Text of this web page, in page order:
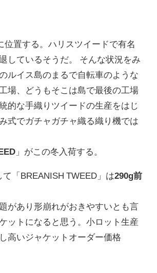
置する。ハリスツイードで有名
しているそうだ。 そんな状況をみ
ルイス島のまるで自転車のような
場、どうもそこは島で最後の工場
的な手織りツイードの生産をはじ
式でガチャガチャ織る織り機では
」がこの冬入荷する。
「BREANISH TWEED」は290g前
があり形崩れがおきやすいとも言
ットになると思う。小ロット生産
高いジャケットオーダー価格